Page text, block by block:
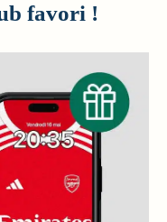
favori !